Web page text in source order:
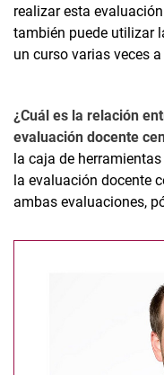
realizar esta
también puede utilizar
un curso varias veces
¿Cuál es la relación
evaluación docente
la caja de
la evaluación docente
ambas evaluaciones,